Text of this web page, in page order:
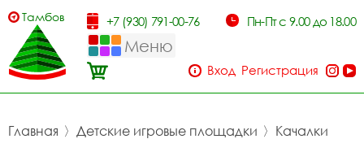
Тамбов +7 (930) 791-00-76 Пн-Пт с 9.00 до 18.00
Меню
Вход Регистрация
Главная 〉 Детские игровые площадки 〉 Качалки